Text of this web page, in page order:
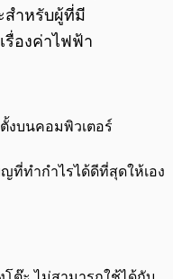
สำหรับผู้ที่มี
รื่องค่าไฟฟ้า
งบนคอมพิวเตอร์
ที่ทำกำไรได้ดีที่สุดให้เอง